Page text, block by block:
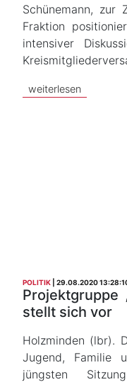
Schünemann, zur
Fraktion
intensiver
weiterlesen
POLITIK 29.08.2020
Projektgruppe
stellt sich vor
Holzminden (lbr).
Jugend, Familie
jüngsten